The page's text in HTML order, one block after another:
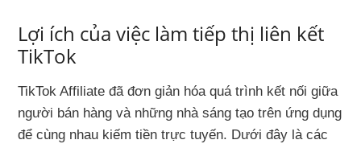
Lợi ích của việc làm tiếp thị liên kết
TikTok
TikTok Affiliate đã đơn giản hóa quá trình kết nối giữa
người bán hàng và những nhà sáng tạo trên ứng dụng
để cùng nhau kiếm tiền trực tuyến. Dưới đây là các